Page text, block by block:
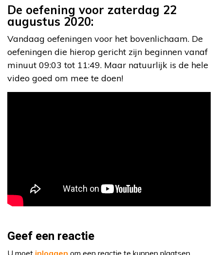
De oefening voor zaterdag 22
augustus 2020:
Vandaag oefeningen voor het bovenlichaam. De
oefeningen die hierop gericht zijn beginnen vanaf
minuut 09:03 tot 11:49. Maar natuurlijk is de hele
video goed om mee te doen!
Geef een reactie